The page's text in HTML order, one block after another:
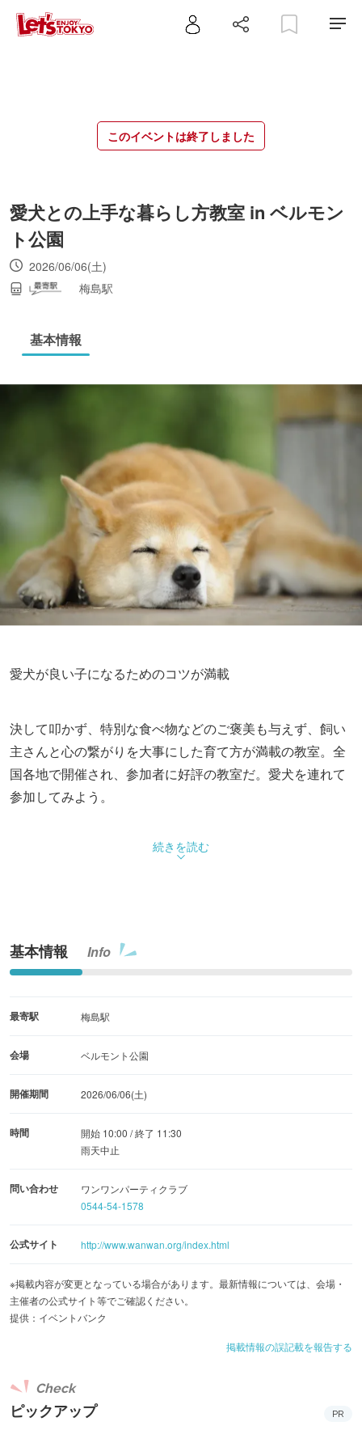
このイベントは終了しました
愛犬との上手な暮らし方教室 in ベルモン
ト公園
2026/06/06(土)
梅島駅
基本情報
愛犬が良い子になるためのコツが満載
決して叩かず、特別な食べ物などのご褒美も与えず、飼い
主さんと心の繋がりを大事にした育て方が満載の教室。全
国各地で開催され、参加者に好評の教室だ。愛犬を連れて
参加してみよう。
続きを読む
基本情報 Info
最寄駅 梅島駅
会場 ベルモント公園
開催期間 2026/06/06(土)
時間
開始 10:00 / 終了 11:30
雨天中止
問い合わせ
ワンワンパーティクラブ
0544-54-1578
公式サイト http://www.wanwan.org/index.html
※掲載内容が変更となっている場合があります。最新情報については、会場・
主催者の公式サイト等でご確認ください。
提供：イベントバンク
掲載情報の誤記載を報告する
ピックアップ
Check
PR